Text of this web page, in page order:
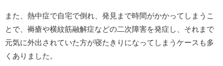
また、熱中症で自宅で倒れ、発見まで時間がかかってしまうこ
とで、褥瘡や横紋筋融解症などの二次障害を発症し、それまで
元気に外出されていた方が寝たきりになってしまうケースも多
くありました。